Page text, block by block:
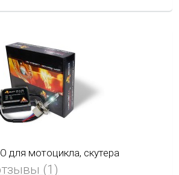
для мотоцикла, скутера
(1)